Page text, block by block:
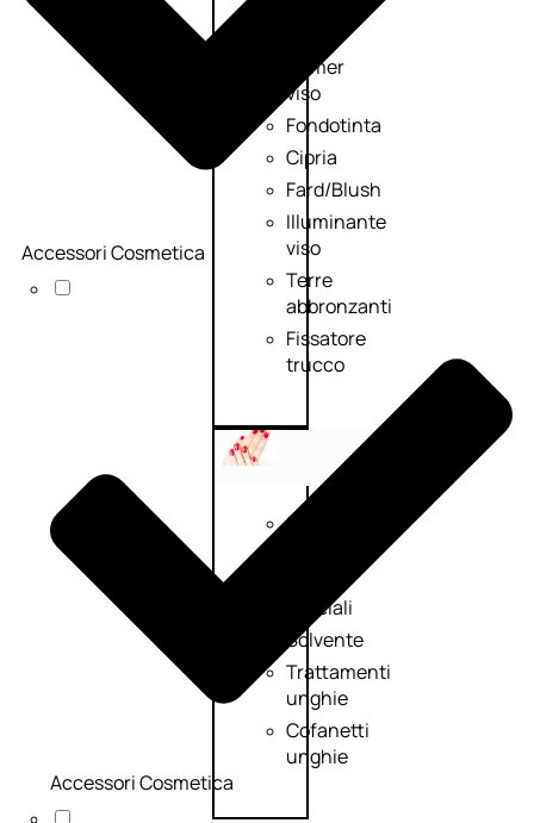
Primer
viso
Fondotinta
Cipria
Fard/Blush
Illuminante
viso
Terre
abbronzanti
Fissatore
trucco
Smalto
speciali
Solvente
Trattamenti
unghie
Cofanetti
unghie
Accessori Cosmetica
Accessori Cosmetica